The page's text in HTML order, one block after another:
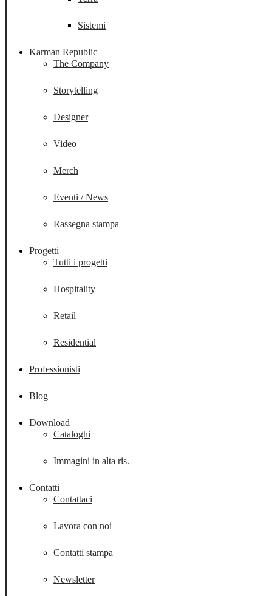
Sistemi
Karman Republic
The Company
Storytelling
Designer
Video
Merch
Eventi / News
Rassegna stampa
Progetti
Tutti i progetti
Hospitality
Retail
Residential
Professionisti
Blog
Download
Cataloghi
Immagini in alta ris.
Contatti
Contattaci
Lavora con noi
Contatti stampa
Newsletter